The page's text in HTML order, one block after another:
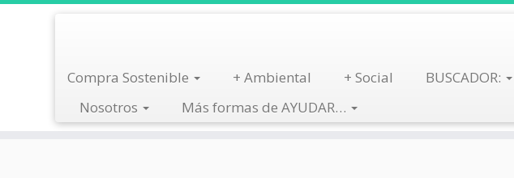
Saltar
contenido
Compra Sostenible + Ambiental + Social BUSCADOR:
Nosotros
Más formas de AYUDAR…